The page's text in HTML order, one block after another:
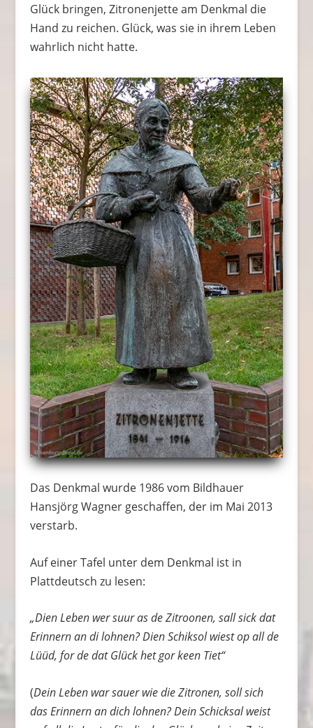
Glück bringen, Zitronenjette am Denkmal die
Hand zu reichen. Glück, was sie in ihrem Leben
wahrlich nicht hatte.
Das Denkmal wurde 1986 vom Bildhauer
Hansjörg Wagner geschaffen, der im Mai 2013
verstarb.
Auf einer Tafel unter dem Denkmal ist in
Plattdeutsch zu lesen:
„Dien Leben wer suur as de Zitroonen, sall sick dat
Erinnern an di lohnen? Dien Schiksol wiest op all de
Lüüd, for de dat Glück het gor keen Tiet“
(Dein Leben war sauer wie die Zitronen, soll sich
das Erinnern an dich lohnen? Dein Schicksal weist